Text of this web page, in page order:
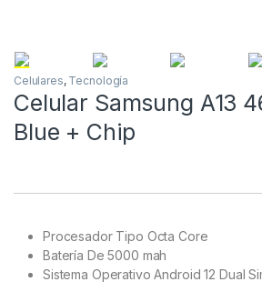
Celulares, Tecnología
Celular Samsung A13
Blue + Chip
Procesador Tipo Octa Core
Batería De 5000 mah
Sistema Operativo Android 12 Dual